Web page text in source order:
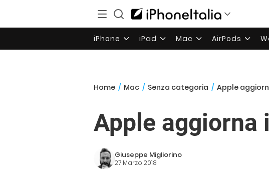
iPhone iPad Mac AirPods
Home / Mac / Senza categoria / Apple
Apple aggiorna
Giuseppe Migliorino
27 Marzo 2018